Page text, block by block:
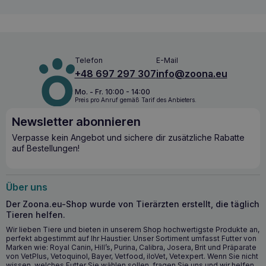
89% Kabeljau– hochwertiges Protein zur Unterstützung
der Gesundheit und zum Erhalt der Muskelmasse.
Mono-Protein-Formel– ideal für Hunde mit
Nahrungsmittelallergien oder -unverträglichkeiten.
Getreidefreie Rezeptur– durch das Fehlen von
Glutenempfindlichkeit geeignet.
Superfoods in der Rezeptur
Kräutermischung
Funktionieren des Körpers Ihres Hundes unterstützen.
Äußerst
eine schmackhafte Kombination, die auch wählerische
Haustiere zufrieden stellt.
Enthält Vitamine und Mineralien– zur Unterstützung
der allgemeinen Gesundheit und der
Telefon
+48 697 297 307
E-Mail
info@zoona.eu
Mo. - Fr. 10:00 - 14:00
Preis pro Anruf gemäß Tarif des Anbieters.
Newsletter abonnieren
Verpasse kein Angebot und sichere dir zusätzliche Rabatte
auf Bestellungen!
Über uns
Der Zoona.eu-Shop wurde von Tierärzten erstellt, die täglich
Tieren helfen.
Wir lieben Tiere und bieten in unserem Shop hochwertigste Produkte an,
perfekt abgestimmt auf Ihr Haustier. Unser Sortiment umfasst Futter von
Marken wie: Royal Canin, Hill’s, Purina, Calibra, Josera, Brit und Präparate
von VetPlus, Vetoquinol, Bayer, Vetfood, iloVet, Vetexpert. Wenn Sie nicht